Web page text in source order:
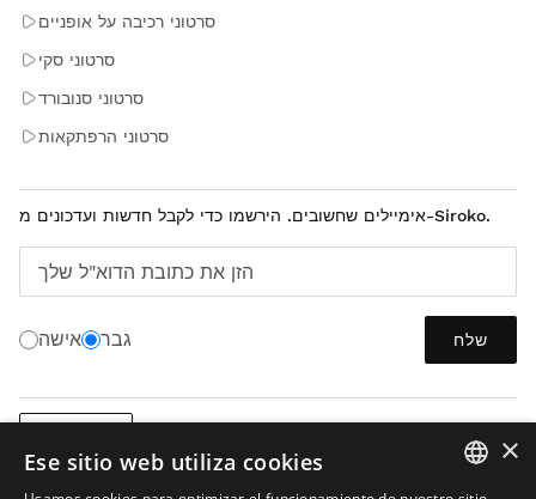
סרטוני רכיבה על אופניים
סרטוני סקי
סרטוני סנובורד
סרטוני הרפתקאות
אימיילים שחשובים. הירשמו כדי לקבל חדשות ועדכונים מ-Siroko.
הזן את כתובת הדוא"ל שלך
אישה גבר שלח
×
Ese sitio web utiliza cookies